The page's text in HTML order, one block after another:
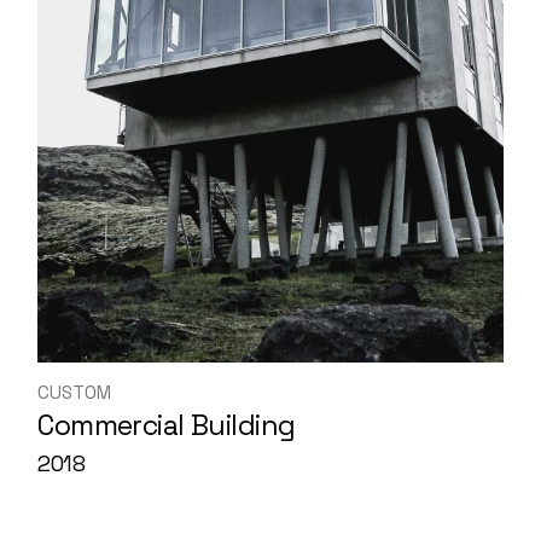
CUSTOM
Commercial Building
2018